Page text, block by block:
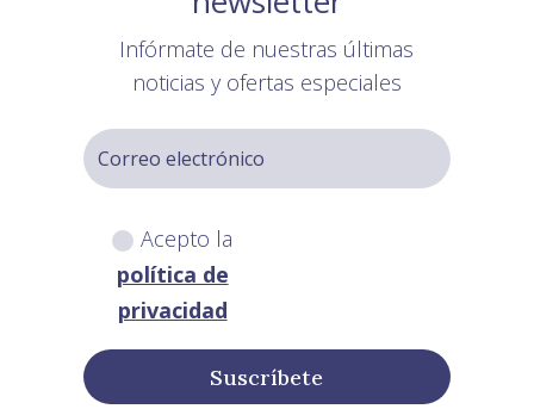
Infórmate de nuestras últimas
noticias y ofertas especiales
Acepto la
política de
privacidad
Suscríbete